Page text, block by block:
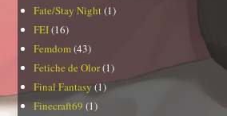
Fate/Stay Night (1)
FEI(16)
Femdom(43)
Fetiche de Olor(1)
Final Fantasy (1)
Finecraft69 (1)